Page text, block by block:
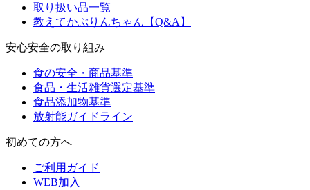
取り扱い品一覧
教えてかぶりんちゃん【Q&A】
安心安全の取り組み
食の安全・商品基準
食品・生活雑貨選定基準
食品添加物基準
放射能ガイドライン
初めての方へ
ご利用ガイド
WEB加入